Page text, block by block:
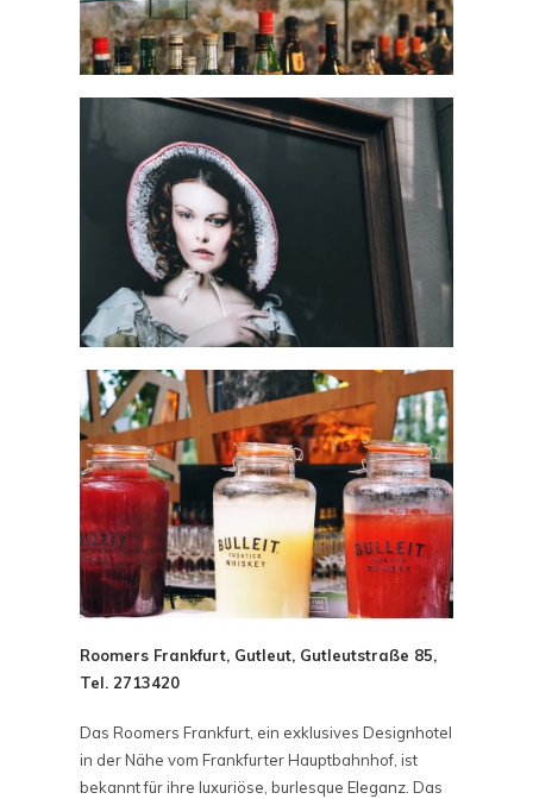
Roomers Frankfurt, Gutleut, Gutleutstraße 85,
Tel. 2713420
Das Roomers Frankfurt, ein exklusives Designhotel
in der Nähe vom Frankfurter Hauptbahnhof, ist
bekannt für ihre luxuriöse, burlesque Eleganz. Das